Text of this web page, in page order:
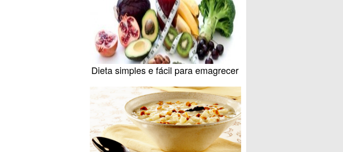
Dieta simples e fácil para emagrecer